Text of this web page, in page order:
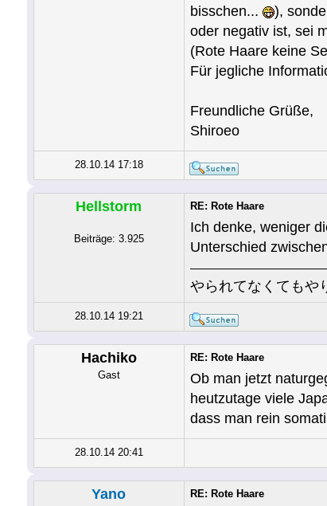
bisschen...
),
oder negativ ist, sei
(Rote Haare keine
Für jegliche
Freundliche Grüße,
Shiroeo
28.10.14 17:18
Hellstorm
Beiträge: 3.925
RE: Rote Haare
Ich denke, weniger
Unterschied
やられてなくてもや
28.10.14 19:21
Hachiko
Gast
RE: Rote Haare
Ob man jetzt
heutzutage viele
dass man rein
28.10.14 20:41
Yano RE: Rote Haare